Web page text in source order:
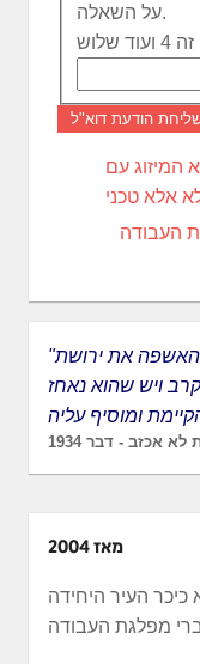
על השאלה.
הודעת דוא"ל
המיזוג עם
אלא טכני
העבודה
"דור מחדש ויוצר איננו זורק אל גל האשפה את ירושת
ויש שהוא נאחז
אכזב - דבר 1934
מאז 2004
כיכר העיר היחידה